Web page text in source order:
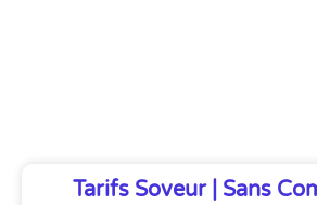
Tarifs Soveur | Sans